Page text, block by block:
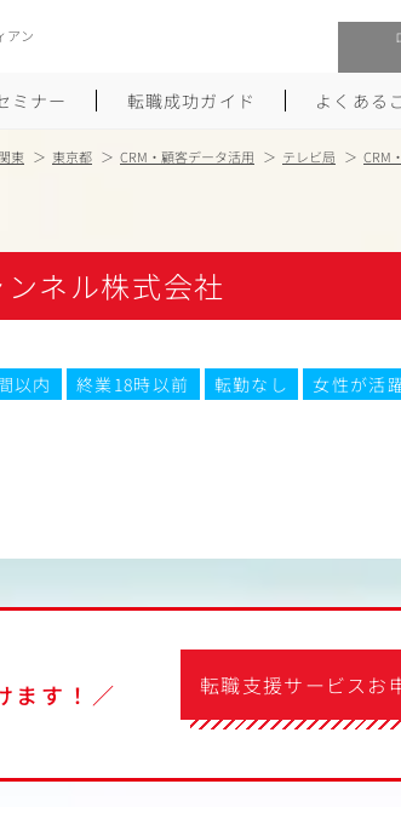
アン
ミナー 転職成功ガイド
り方
つくり方
界への転職
大手広告会社への転職
エグゼクティブ転職
しゅふクリ･ママクリ転職
よくある
関東 東京都 CRM・顧客データ活用 テレビ局
CRM
ネル株式会社
以内 終業18時以前 転勤なし 女性が活
ます！／ 転職支援サービスお